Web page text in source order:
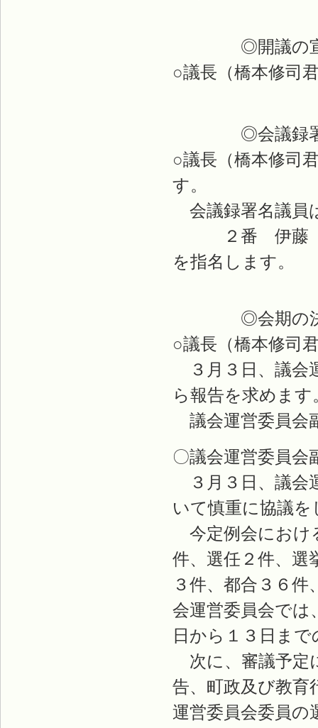
◎開議の
○議長（橋本修司
◎会議録署名
○議長（橋本修司
す。
会議録署名議員
２番 伊藤
を指名します。
◎会期の
○議長（橋本修司
３月３日、議会
ら報告を求めます
議会運営委員会
〇議会運営委員
３月３日、議会
いて慎重に協議
今定例会におけ
件、選任２件、選
３件、都合３６
会運営委員会では
日から１３日ま
次に、審議予定
告、町政及び教育
運営委員会委員の